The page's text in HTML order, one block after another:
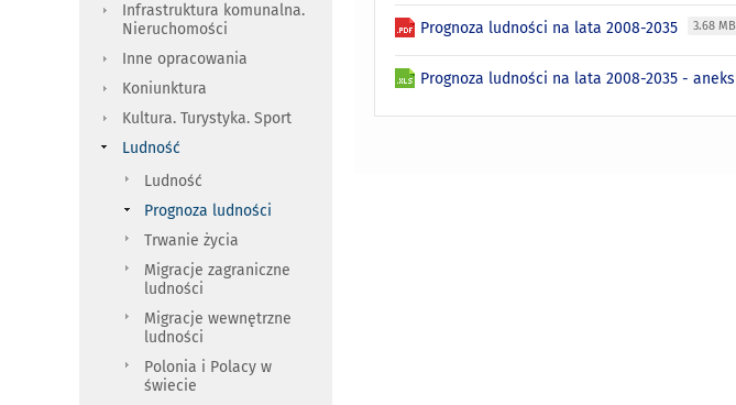
Prognoza ludności na lata 2008-2035 3.68 MB
Prognoza ludności na lata 2008-2035 - aneks
Infrastruktura komunalna.
Nieruchomości
Inne opracowania
Koniunktura
Kultura. Turystyka. Sport
Ludność
Ludność
Prognoza ludności
Trwanie życia
Migracje zagraniczne
ludności
Migracje wewnętrzne
ludności
Polonia i Polacy w
świecie